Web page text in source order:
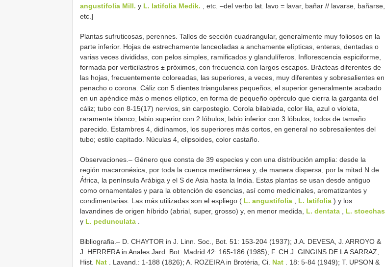
angustifolia Mill. y L. latifolia Medik. , etc. –del verbo lat. lavo = lavar, bañar // lavarse, bañarse,
etc.]
Plantas sufruticosas, perennes. Tallos de sección cuadrangular, generalmente muy foliosos en la
parte inferior. Hojas de estrechamente lanceoladas a anchamente elípticas, enteras, dentadas o
varias veces divididas, con pelos simples, ramificados y glandulíferos. Inflorescencia espiciforme,
formada por verticilastros ± próximos, con frecuencia con largos escapos. Brácteas diferentes de
las hojas, frecuentemente coloreadas, las superiores, a veces, muy diferentes y sobresalientes en
penacho o corona. Cáliz con 5 dientes triangulares pequeños, el superior generalmente acabado
en un apéndice más o menos elíptico, en forma de pequeño opérculo que cierra la garganta del
cáliz; tubo con 8-15(17) nervios, sin carpostegio. Corola bilabiada, color lila, azul o violeta,
raramente blanco; labio superior con 2 lóbulos; labio inferior con 3 lóbulos, todos de tamaño
parecido. Estambres 4, didínamos, los superiores más cortos, en general no sobresalientes del
tubo; estilo capitado. Núculas 4, elipsoides, color castaño.
Observaciones.– Género que consta de 39 especies y con una distribución amplia: desde la
región macaronésica, por toda la cuenca mediterránea y, de manera dispersa, por la mitad N de
África, la península Arábiga y el S de Asia hasta la India. Estas plantas se usan desde antiguo
como ornamentales y para la obtención de esencias, así como medicinales, aromatizantes y
condimentarias. Las más utilizadas son el espliego ( L. angustifolia L. latifolia ) y los
lavandines de origen híbrido (abrial, super, grosso) y, en menor medida, L. dentata
L. stoechas
y L. pedunculata
Bibliografia.– D. CHAYTOR in J. Linn. Soc., Bot. 51: 153-204 (1937); J.A. DEVESA, J. ARROYO &
J. HERRERA in Anales Jard. Bot. Madrid 42: 165-186 (1985); F. CH.J. GINGINS DE LA SARRAZ,
Hist. Nat . Lavand.: 1-188 (1826); A. ROZEIRA in Brotéria, Ci. Nat . 18: 5-84 (1949); T. UPSON &